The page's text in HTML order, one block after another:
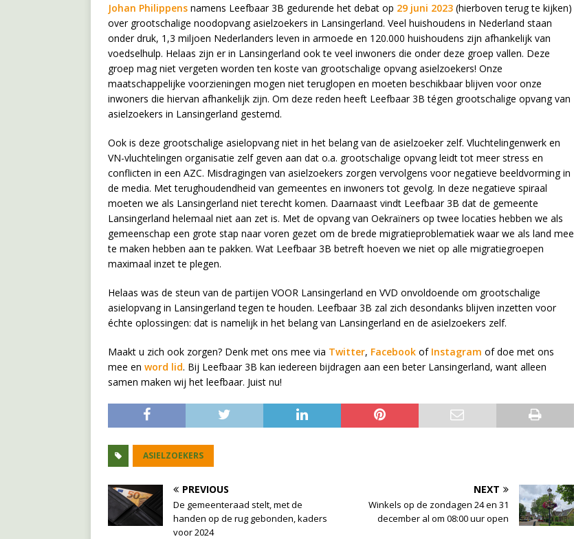
Johan Philippens namens Leefbaar 3B gedurende het debat op 29 juni 2023 (hierboven terug te kijken)
over grootschalige noodopvang asielzoekers in Lansingerland. Veel huishoudens in Nederland staan
onder druk, 1,3 miljoen Nederlanders leven in armoede en 120.000 huishoudens zijn afhankelijk van
voedselhulp. Helaas zijn er in Lansingerland ook te veel inwoners die onder deze groep vallen. Deze
groep mag niet vergeten worden ten koste van grootschalige opvang asielzoekers! Onze
maatschappelijke voorzieningen mogen niet teruglopen en moeten beschikbaar blijven voor onze
inwoners die hiervan afhankelijk zijn. Om deze reden heeft Leefbaar 3B tégen grootschalige opvang van
asielzoekers in Lansingerland gestemd.
Ook is deze grootschalige asielopvang niet in het belang van de asielzoeker zelf. Vluchtelingenwerk en
VN-vluchtelingen organisatie zelf geven aan dat o.a. grootschalige opvang leidt tot meer stress en
conflicten in een AZC. Misdragingen van asielzoekers zorgen vervolgens voor negatieve beeldvorming in
de media. Met terughoudendheid van gemeentes en inwoners tot gevolg. In deze negatieve spiraal
moeten we als Lansingerland niet terecht komen. Daarnaast vindt Leefbaar 3B dat de gemeente
Lansingerland helemaal niet aan zet is. Met de opvang van Oekraïners op twee locaties hebben we als
gemeenschap een grote stap naar voren gezet om de brede migratieproblematiek waar we als land mee
te maken hebben aan te pakken. Wat Leefbaar 3B betreft hoeven we niet op alle migratiegroepen
maximaal inzet te plegen.
Helaas was de steun van de partijen VOOR Lansingerland en VVD onvoldoende om grootschalige
asielopvang in Lansingerland tegen te houden. Leefbaar 3B zal zich desondanks blijven inzetten voor
échte oplossingen: dat is namelijk in het belang van Lansingerland en de asielzoekers zelf.
Maakt u zich ook zorgen? Denk met ons mee via Twitter, Facebook of Instagram of doe met ons
mee en word lid. Bij Leefbaar 3B kan iedereen bijdragen aan een beter Lansingerland, want alleen
samen maken wij het leefbaar. Juist nu!
ASIELZOEKERS
PREVIOUS
De gemeenteraad stelt, met de
handen op de rug gebonden, kaders
voor 2024
NEXT
Winkels op de zondagen 24 en 31
december al om 08:00 uur open